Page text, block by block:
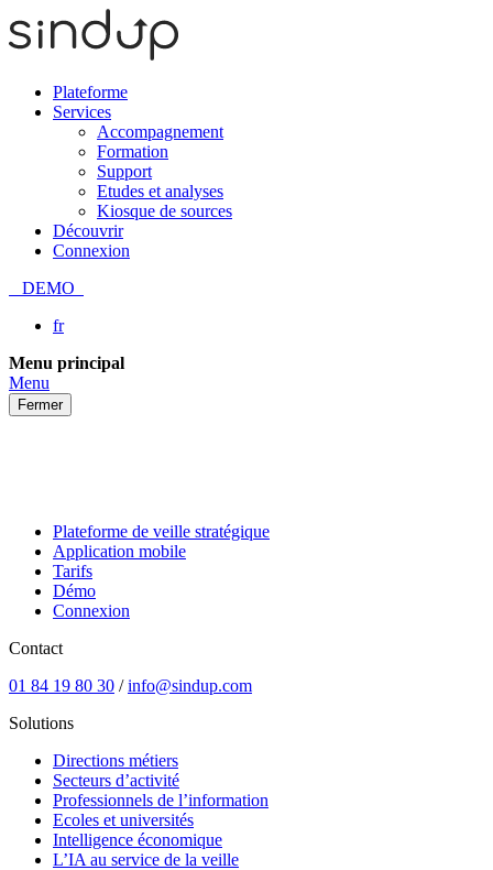
Plateforme
Services
Accompagnement
Formation
Support
Etudes et analyses
Kiosque de sources
Découvrir
Connexion
DEMO
fr
Passer
au
contenu
Menu principal
Menu
Fermer
Plateforme de veille stratégique
Application mobile
Tarifs
Démo
Connexion
Contact
01 84 19 80 30 /info@sindup.com
Solutions
Directions métiers
Secteurs d’activité
Professionnels de l’information
Ecoles et universités
Intelligence économique
L’IA au service de la veille